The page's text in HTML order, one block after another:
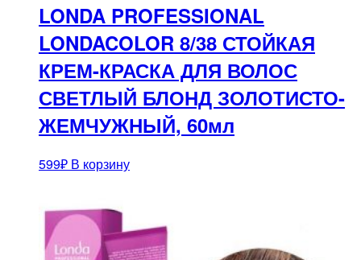
LONDA PROFESSIONAL
LONDACOLOR 8/38 СТОЙКАЯ
КРЕМ-КРАСКА ДЛЯ ВОЛОС
СВЕТЛЫЙ БЛОНД ЗОЛОТИСТО-
ЖЕМЧУЖНЫЙ, 60мл
599₽ В корзину